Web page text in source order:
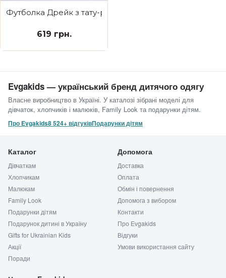
Футболка Дрейк з тату-рукавами Сакура Flying Free
619 грн.
Evgakids — український бренд дитячого одягу
Власне виробництво в Україні. У каталозі зібрані моделі для
дівчаток, хлопчиків і малюків, Family Look та подарунки дітям.
Про Evgakids8 524+ відгуківПодарунки дітям
Каталог
Дівчаткам
Хлопчикам
Малюкам
Family Look
Подарунки дітям
Подарунок дитині в Україну
Gifts for Ukrainian Kids
Акції
Поради
Допомога
Доставка
Оплата
Обмін і повернення
Допомога з вибором
Контакти
Про Evgakids
Відгуки
Умови використання сайту